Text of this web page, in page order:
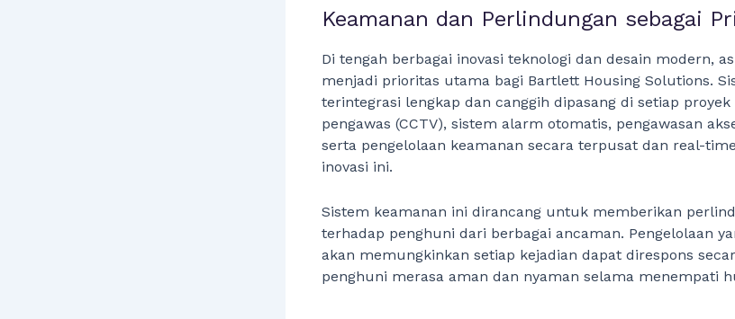
Keamanan dan Perlindungan sebagai
Di tengah berbagai inovasi teknologi dan desain modern,
menjadi prioritas utama bagi Bartlett Housing Solutions.
terintegrasi lengkap dan canggih dipasang di setiap
pengawas (CCTV), sistem alarm otomatis, pengawasan
serta pengelolaan keamanan secara terpusat dan real-
inovasi ini.
Sistem keamanan ini dirancang untuk memberikan
terhadap penghuni dari berbagai ancaman. Pengelolaan
akan memungkinkan setiap kejadian dapat direspons
penghuni merasa aman dan nyaman selama menempati